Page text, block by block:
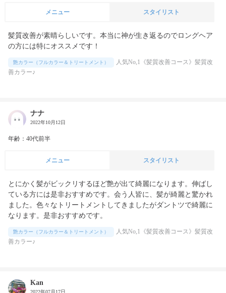
メニュー スタイリスト
髪質改善が素晴らしいです。本当に神が生き返るのでロングヘア
の方には特にオススメです！
艶カラー（フルカラー＆トリートメント）
人気No,1《髪質改善コース》髪質改
善カラー♪
ナナ
2022年10月12日
年齢：40代前半
メニュー スタイリスト
とにかく髪がビックリするほど艶が出て綺麗になります。伸ばし
ている方には是非おすすめです。会う人皆に、髪が綺麗と驚かれ
ました。色々なトリートメントしてきましたがダントツで綺麗に
なります。是非おすすめです。
艶カラー（フルカラー＆トリートメント）
人気No,1《髪質改善コース》髪質改
善カラー♪
Kan
2022年07月17日